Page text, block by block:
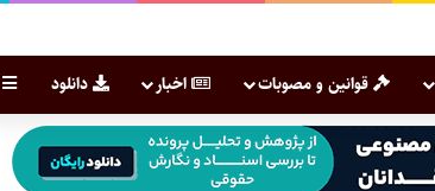
قوانین و مصوبات اخبار دانلود